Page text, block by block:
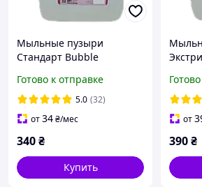
Мыльные пузыри
Стандарт Bubble
Готово к отправке
5.0 (32)
от34₴/мес
340₴
Купить
от
390₴